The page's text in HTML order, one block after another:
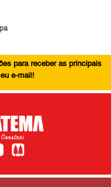
para receber as principais
e-mail!